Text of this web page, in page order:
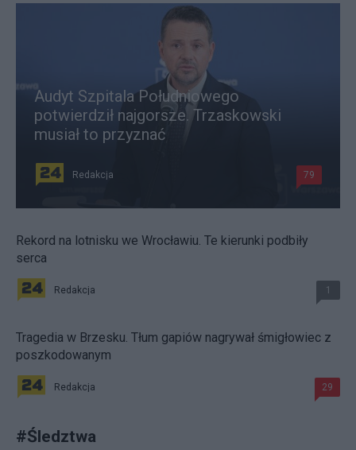
Audyt Szpitala Południowego
potwierdził najgorsze. Trzaskowski
musiał to przyznać
Redakcja 79
Rekord na lotnisku we Wrocławiu. Te kierunki podbiły
serca
Redakcja 1
Tragedia w Brzesku. Tłum gapiów nagrywał śmigłowiec z
poszkodowanym
Redakcja 29
#Śledztwa